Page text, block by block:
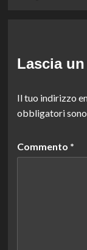
Lascia
Il tuo indirizzo
obbligatori
Commento *